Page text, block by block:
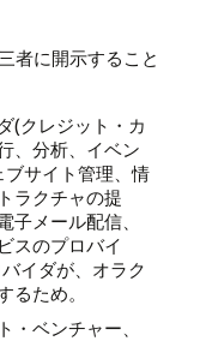
者に開示すること
(クレジット・カ
、分析、イベン
サイト管理、情
ラクチャの提
メール配信、
スのプロバイ
イダが、オラク
るため。
ベンチャー、